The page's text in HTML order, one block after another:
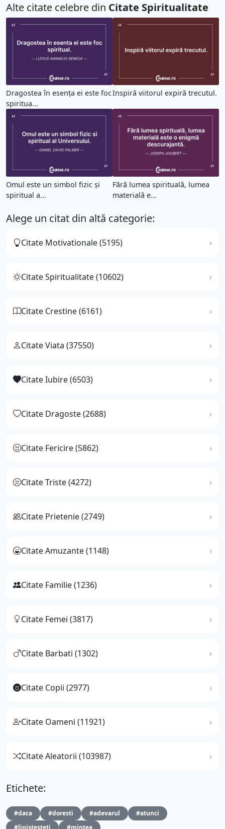
Alte citate celebre din Citate Spiritualitate
Dragostea în esența ei este foc
spiritua...
Inspiră viitorul expiră trecutul.
Omul este un simbol fizic și
spiritual a...
Fără lumea spirituală, lumea
materială e...
Alege un citat din altă categorie:
Citate Motivationale (5195)
Citate Spiritualitate (10602)
Citate Crestine (6161)
Citate Viata (37550)
Citate Iubire (6503)
Citate Dragoste (2688)
Citate Fericire (5862)
Citate Triste (4272)
Citate Prietenie (2749)
Citate Amuzante (1148)
Citate Familie (1236)
Citate Femei (3817)
Citate Barbati (1302)
Citate Copii (2977)
Citate Oameni (11921)
Citate Aleatorii (103987)
Etichete:
#daca #doresti #adevarul
#atunci
#linistesteti
#mintea